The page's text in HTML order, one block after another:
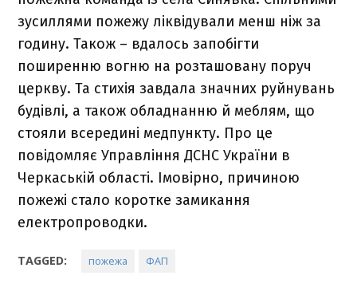
зусиллями пожежу ліквідували менш ніж за
годину. Також – вдалось запобігти
поширенню вогню на розташовану поруч
церкву. Та стихія завдала значних руйнувань
будівлі, а також обладнанню й меблям, що
стояли всередині медпункту. Про це
повідомляє Управління ДСНС України в
Черкаській області. Імовірно, причиною
пожежі стало коротке замикання
електропроводки.
TAGGED: пожежа ФАП